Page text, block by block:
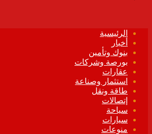
الرئيسية
أخبار
بنوك وتأمين
بورصة وشركات
عقارات
استثمار وصناعة
طاقة ونقل
إتصالات
سياحة
سيارات
منوعات